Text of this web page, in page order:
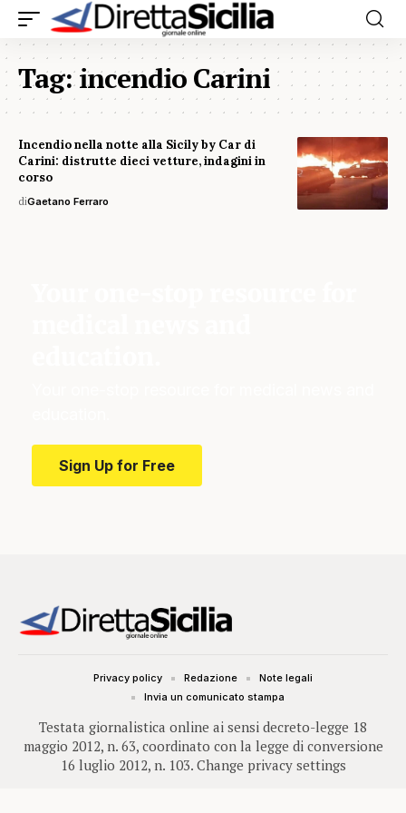
Tag:incendio Carini
Incendio nella notte alla Sicily by Car di
Carini: distrutte dieci vetture, indagini in
corso
diGaetano Ferraro
Sign Up for Free
Testata giornalistica online ai sensi decreto-legge 18
maggio 2012, n. 63, coordinato con la legge di conversione
16 luglio 2012, n. 103. Change privacy settings
Privacy policy Redazione
Note legali
Invia un comunicato stampa